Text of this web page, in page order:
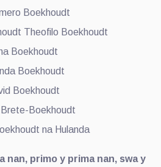
Boekhoudt
Theofilo Boekhoudt
Boekhoudt
Boekhoudt
Boekhoudt
Brete-Boekhoudt
na Hulanda
nan, primo y prima nan, swa y